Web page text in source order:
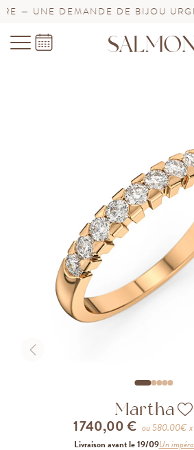
— UNE DEMANDE DE BIJOU
Martha
1 740,00 € ou580.00€ x
Livraison avant le 19/09Un